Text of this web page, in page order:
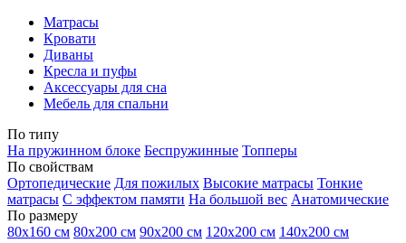
Матрасы
Кровати
Диваны
Кресла и пуфы
Аксессуары для сна
Мебель для спальни
По типу
На пружинном блоке Беспружинные Топперы
По свойствам
Ортопедические Для пожилых Высокие матрасы Тонкие
матрасы С эффектом памяти На большой вес Анатомические
По размеру
80х160 см 80х200 см 90х200 см 120х200 см 140х200 см